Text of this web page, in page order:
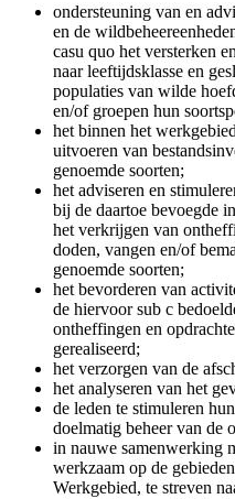
ondersteuning van en
en de
casu quo het versterken
naar leeftijdsklasse en
populaties van wilde
en/of groepen hun
het binnen het
uitvoeren van
genoemde soorten;
het adviseren en
bij de daartoe bevoegde
het verkrijgen van
doden, vangen en/of
genoemde soorten;
het bevorderen van
de hiervoor sub c
ontheffingen en
gerealiseerd;
het verzorgen van de
het analyseren van het
de leden te stimuleren
doelmatig beheer van de
in nauwe samenwerking
werkzaam op de
Werkgebied, te streven